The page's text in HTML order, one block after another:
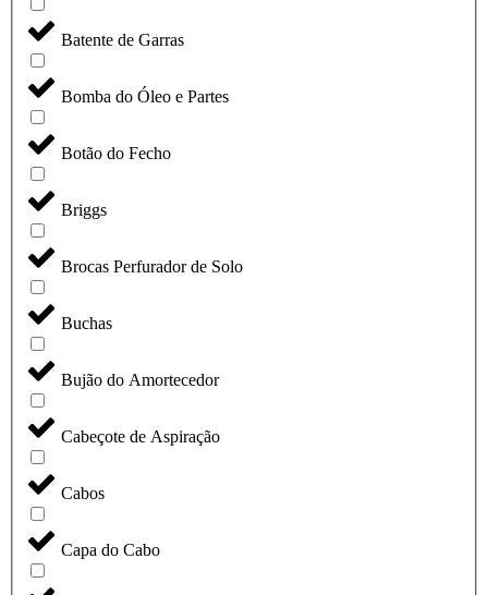
Batente de Garras
Bomba do Óleo e Partes
Botão do Fecho
Briggs
Brocas Perfurador de Solo
Buchas
Bujão do Amortecedor
Cabeçote de Aspiração
Cabos
Capa do Cabo